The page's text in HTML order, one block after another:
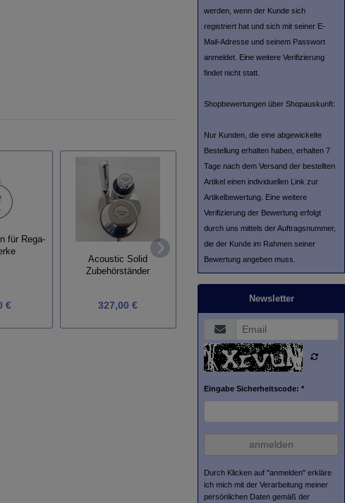
für Rega-
€
Acoustic Solid
Zubehörständer
327,00 €
Soulines Plattenklemme
TT-Clamp
119,00 €
werden, wenn der Kunde sich
registriert hat und sich mit seiner E-
Mail-Adresse und seinem Passwort
anmeldet. Eine weitere Verifizierung
findet nicht statt.
Shopbewertungen über Shopauskunft:
Nur Kunden, die eine abgewickelte
Bestellung erhalten haben, erhalten 7
Tage nach dem Versand der bestellten
Artikel einen individuellen Link zur
Artikelbewertung. Eine weitere
Verifizierung der Bewertung erfolgt
durch uns mittels der Auftragsnummer,
die der Kunde im Rahmen seiner
Bewertung angeben muss.
Newsletter
Eingabe Sicherheitscode: *
anmelden
Durch Klicken auf "anmelden" erkläre
ich mich mit der Verarbeitung meiner
persönlichen Daten gemäß der